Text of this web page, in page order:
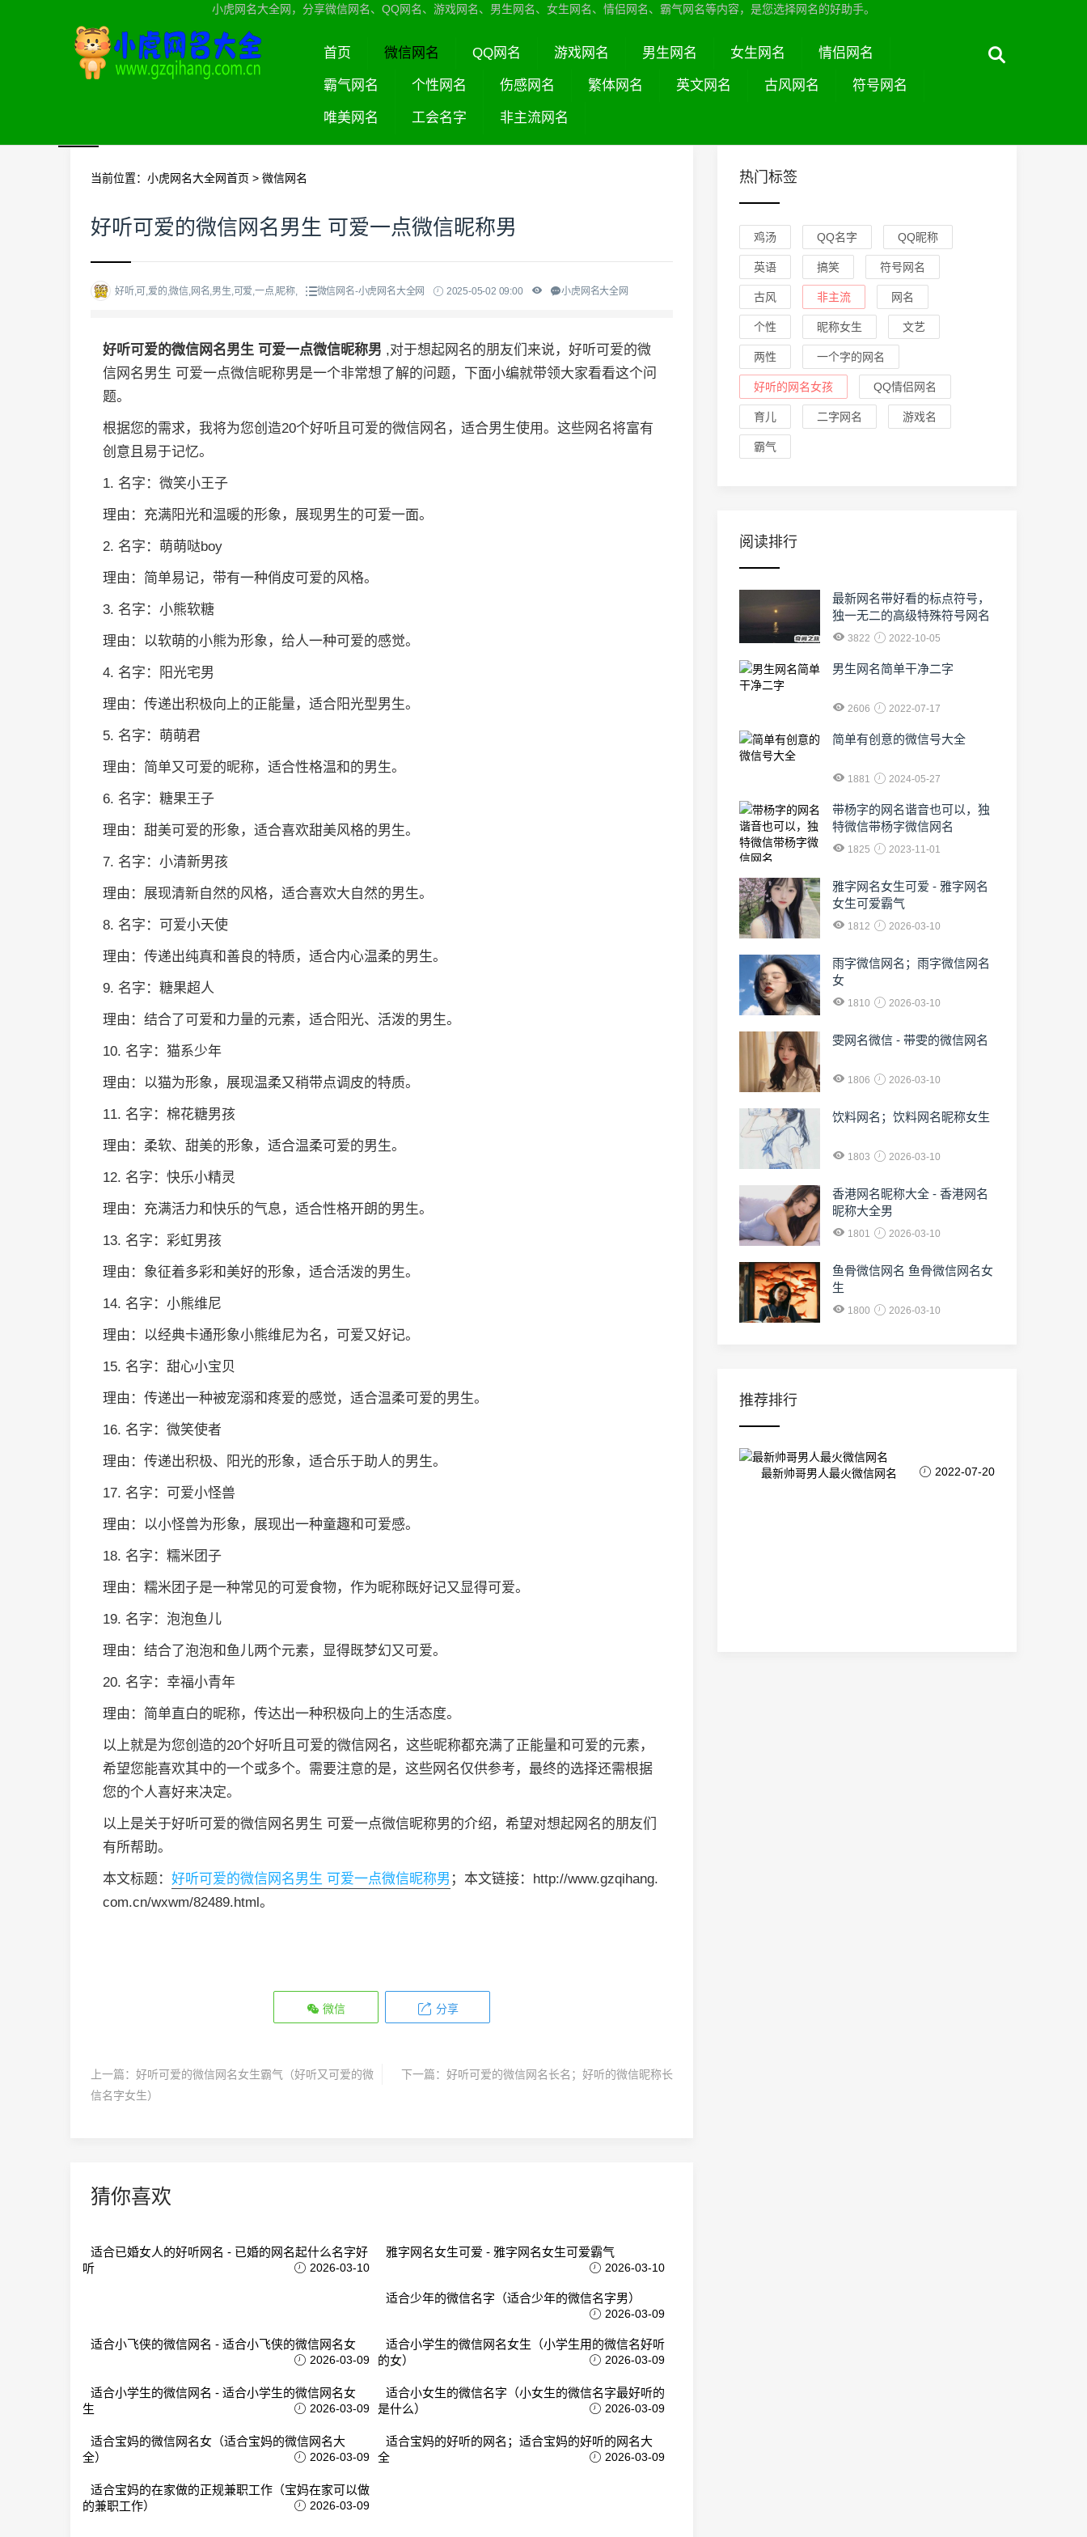
小虎网名大全网，分享微信网名、QQ网名、游戏网名、男生网名、女生网名、情侣网名、霸气网名等内容，是您选择网名的好助手。
首页 微信网名 QQ网名 游戏网名 男生网名 女生网名 情侣网名
霸气网名 个性网名 伤感网名 繁体网名 英文网名 古风网名 符号网名
唯美网名 工会名字 非主流网名
当前位置： 小虎网名大全网首页 > 微信网名
好听可爱的微信网名男生 可爱一点微信昵称男
好听,可,爱的,微信,网名,男生,可爱,一点,昵称, 微信网名-小虎网名大全网 2025-05-02 09:00 小虎网名大全网
好听可爱的微信网名男生 可爱一点微信昵称男 ,对于想起网名的朋友们来说，好听可爱的微
信网名男生 可爱一点微信昵称男是一个非常想了解的问题，下面小编就带领大家看看这个问
题。
根据您的需求，我将为您创造20个好听且可爱的微信网名，适合男生使用。这些网名将富有
创意且易于记忆。
1. 名字：微笑小王子
理由：充满阳光和温暖的形象，展现男生的可爱一面。
2. 名字：萌萌哒boy
理由：简单易记，带有一种俏皮可爱的风格。
3. 名字：小熊软糖
理由：以软萌的小熊为形象，给人一种可爱的感觉。
4. 名字：阳光宅男
理由：传递出积极向上的正能量，适合阳光型男生。
5. 名字：萌萌君
理由：简单又可爱的昵称，适合性格温和的男生。
6. 名字：糖果王子
理由：甜美可爱的形象，适合喜欢甜美风格的男生。
7. 名字：小清新男孩
理由：展现清新自然的风格，适合喜欢大自然的男生。
8. 名字：可爱小天使
理由：传递出纯真和善良的特质，适合内心温柔的男生。
9. 名字：糖果超人
理由：结合了可爱和力量的元素，适合阳光、活泼的男生。
10. 名字：猫系少年
理由：以猫为形象，展现温柔又稍带点调皮的特质。
11. 名字：棉花糖男孩
理由：柔软、甜美的形象，适合温柔可爱的男生。
12. 名字：快乐小精灵
理由：充满活力和快乐的气息，适合性格开朗的男生。
13. 名字：彩虹男孩
理由：象征着多彩和美好的形象，适合活泼的男生。
14. 名字：小熊维尼
理由：以经典卡通形象小熊维尼为名，可爱又好记。
15. 名字：甜心小宝贝
理由：传递出一种被宠溺和疼爱的感觉，适合温柔可爱的男生。
16. 名字：微笑使者
理由：传递出积极、阳光的形象，适合乐于助人的男生。
17. 名字：可爱小怪兽
理由：以小怪兽为形象，展现出一种童趣和可爱感。
18. 名字：糯米团子
理由：糯米团子是一种常见的可爱食物，作为昵称既好记又显得可爱。
19. 名字：泡泡鱼儿
理由：结合了泡泡和鱼儿两个元素，显得既梦幻又可爱。
20. 名字：幸福小青年
理由：简单直白的昵称，传达出一种积极向上的生活态度。
以上就是为您创造的20个好听且可爱的微信网名，这些昵称都充满了正能量和可爱的元素，
希望您能喜欢其中的一个或多个。需要注意的是，这些网名仅供参考，最终的选择还需根据
您的个人喜好来决定。
以上是关于好听可爱的微信网名男生 可爱一点微信昵称男的介绍，希望对想起网名的朋友们
有所帮助。
本文标题： 好听可爱的微信网名男生 可爱一点微信昵称男 ；本文链接：http://www.gzqihang.
com.cn/wxwm/82489.html。
微信 分享
上一篇： 好听可爱的微信网名女生霸气（好听又可爱的微
信名字女生）
下一篇： 好听可爱的微信网名长名；好听的微信昵称长
猜你喜欢
适合已婚女人的好听网名 - 已婚的网名起什么名字好
听
2026-03-10
雅字网名女生可爱 - 雅字网名女生可爱霸气
2026-03-10
适合少年的微信名字（适合少年的微信名字男）
2026-03-09
适合小飞侠的微信网名 - 适合小飞侠的微信网名女
2026-03-09
适合小学生的微信网名女生（小学生用的微信名好听
的女）
2026-03-09
适合小学生的微信网名 - 适合小学生的微信网名女
生
2026-03-09
适合小女生的微信名字（小女生的微信名字最好听的
是什么）
2026-03-09
适合宝妈的微信网名女（适合宝妈的微信网名大
全）
2026-03-09
适合宝妈的好听的网名；适合宝妈的好听的网名大
全
2026-03-09
适合宝妈的在家做的正规兼职工作（宝妈在家可以做
的兼职工作）
2026-03-09
热门标签
鸡汤 QQ名字 QQ昵称
英语 搞笑 符号网名
古风 非主流 网名
个性 昵称女生 文艺
两性 一个字的网名
好听的网名女孩 QQ情侣网名
育儿 二字网名 游戏名
霸气
阅读排行
最新网名带好看的标点符号，
独一无二的高级特殊符号网名
3822 2022-10-05
男生网名简单干净二字
2606 2022-07-17
简单有创意的微信号大全
1881 2024-05-27
​带杨字的网名谐音也可以，独
特微信带杨字微信网名
1825 2023-11-01
雅字网名女生可爱 - 雅字网名
女生可爱霸气
1812 2026-03-10
雨字微信网名；雨字微信网名
女
1810 2026-03-10
雯网名微信 - 带雯的微信网名
1806 2026-03-10
饮料网名；饮料网名昵称女生
1803 2026-03-10
香港网名昵称大全 - 香港网名
昵称大全男
1801 2026-03-10
鱼骨微信网名 鱼骨微信网名女
生
1800 2026-03-10
推荐排行
最新帅哥男人最火微信网名 2022-07-20